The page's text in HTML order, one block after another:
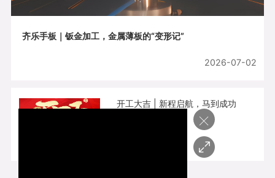
齐乐手板｜钣金加工，金属薄板的“变形记”
2026-07-02
开工大吉 | 新程启航，马到成功
×